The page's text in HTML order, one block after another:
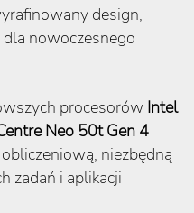
design,
nowoczesnego
procesorów Intel
Neo 50t Gen 4
niezbędną
zadań i aplikacji